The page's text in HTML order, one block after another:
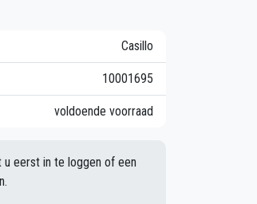
Casillo
10001695
voldoende voorraad
eerst in te loggen of een